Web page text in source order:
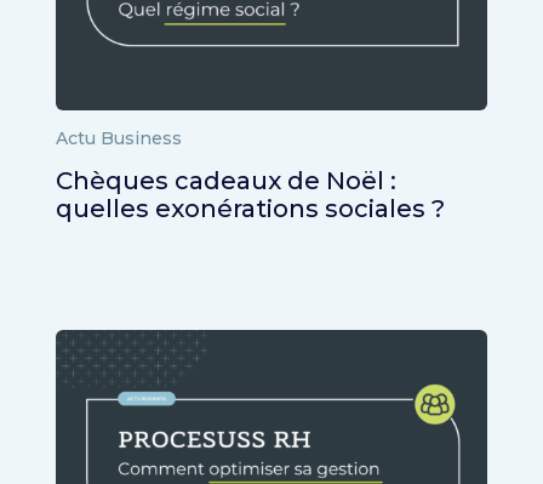
Actu Business
Chèques cadeaux de Noël :
quelles exonérations sociales ?